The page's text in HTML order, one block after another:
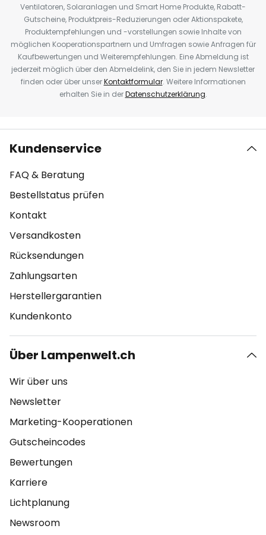
Ventilatoren, Solaranlagen und Smart Home Produkte, Rabatt-
Gutscheine, Produktpreis-Reduzierungen oder Aktionspakete,
Produktempfehlungen und -vorstellungen sowie Inhalte von
möglichen Kooperationspartnern und Umfragen sowie Anfragen für
Kaufbewertungen und Weiterempfehlungen. Eine Abmeldung ist
jederzeit möglich über den Abmeldelink, den Sie in jedem Newsletter
finden oder über unserKontaktformular. Weitere Informationen
erhalten Sie in derDatenschutzerklärung.
Kundenservice
FAQ & Beratung
Bestellstatus prüfen
Kontakt
Versandkosten
Rücksendungen
Zahlungsarten
Herstellergarantien
Kundenkonto
Über Lampenwelt.ch
Wir über uns
Newsletter
Marketing-Kooperationen
Gutscheincodes
Bewertungen
Karriere
Lichtplanung
Newsroom